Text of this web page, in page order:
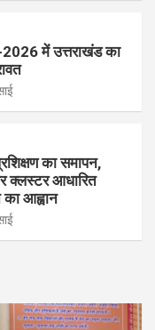
में उत्तराखंड का
का समापन,
क्लस्टर आधारित
आह्वान